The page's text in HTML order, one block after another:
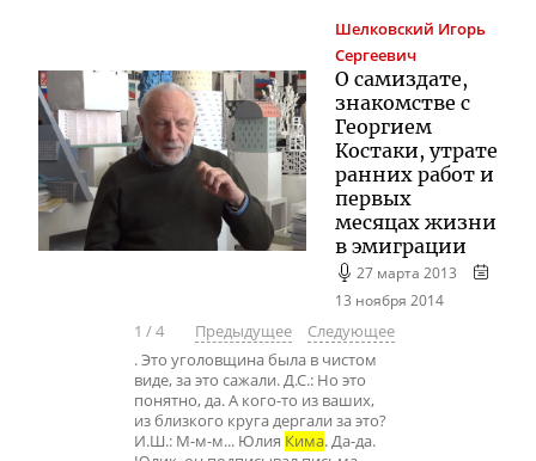
Шелковский Игорь
Сергеевич
О самиздате,
знакомстве с
Георгием
Костаки, утрате
ранних работ и
первых
месяцах жизни
в эмиграции
27 марта 2013
13 ноября 2014
1 /4 Предыдущее
Следующее
. Это уголовщина была в чистом
виде, за это сажали. Д.С.: Но это
понятно, да. А кого-то из ваших,
из близкого круга дергали за это?
И.Ш.: М-м-м... Юлия Кима. Да-да.